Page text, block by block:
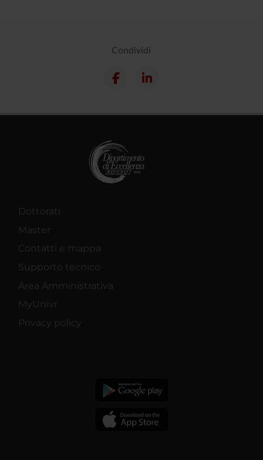
Condividi
Dottorati
Master
Contatti e mappa
Supporto tecnico
Area Amministrativa
MyUnivr
Privacy policy